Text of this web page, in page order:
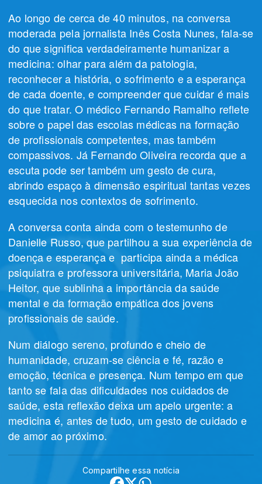
Ao longo de cerca de 40 minutos, na conversa
moderada pela jornalista Inês Costa Nunes, fala-se
do que significa verdadeiramente humanizar a
medicina: olhar para além da patologia,
reconhecer a história, o sofrimento e a esperança
de cada doente, e compreender que cuidar é mais
do que tratar. O médico Fernando Ramalho reflete
sobre o papel das escolas médicas na formação
de profissionais competentes, mas também
compassivos. Já Fernando Oliveira recorda que a
escuta pode ser também um gesto de cura,
abrindo espaço à dimensão espiritual tantas vezes
esquecida nos contextos de sofrimento.
A conversa conta ainda com o testemunho de
Danielle Russo, que partilhou a sua experiência de
doença e esperança e participa ainda a médica
psiquiatra e professora universitária, Maria João
Heitor, que sublinha a importância da saúde
mental e da formação empática dos jovens
profissionais de saúde.
Num diálogo sereno, profundo e cheio de
humanidade, cruzam-se ciência e fé, razão e
emoção, técnica e presença. Num tempo em que
tanto se fala das dificuldades nos cuidados de
saúde, esta reflexão deixa um apelo urgente: a
medicina é, antes de tudo, um gesto de cuidado e
de amor ao próximo.
Compartilhe essa notícia